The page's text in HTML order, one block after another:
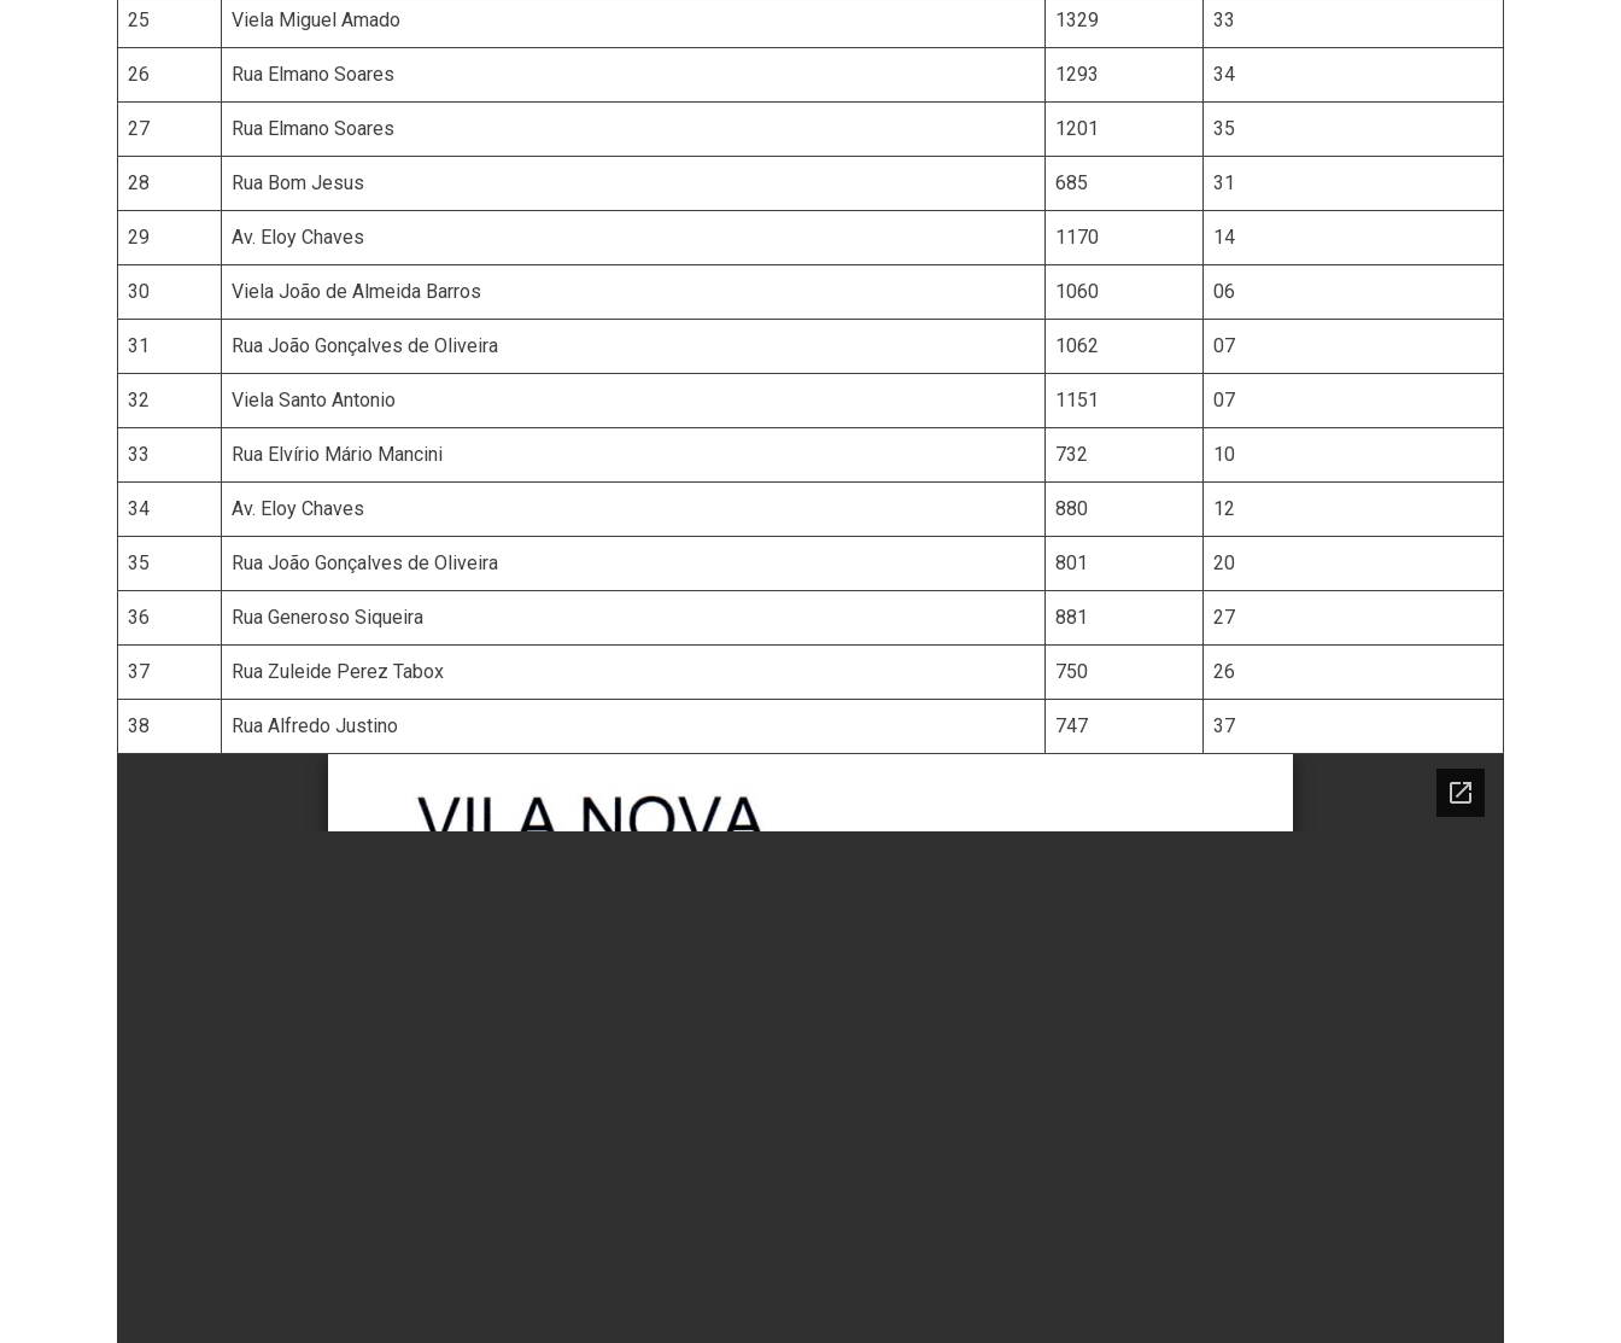
25 Viela Miguel Amado 1329 33
26 Rua Elmano Soares 1293 34
27 Rua Elmano Soares 1201 35
28 Rua Bom Jesus 685 31
29 Av. Eloy Chaves 1170 14
30 Viela João de Almeida Barros 1060 06
31 Rua João Gonçalves de Oliveira 1062 07
32 Viela Santo Antonio 1151 07
33 Rua Elvírio Mário Mancini 732 10
34 Av. Eloy Chaves 880 12
35 Rua João Gonçalves de Oliveira 801 20
36 Rua Generoso Siqueira 881 27
37 Rua Zuleide Perez Tabox 750 26
38 Rua Alfredo Justino 747 37